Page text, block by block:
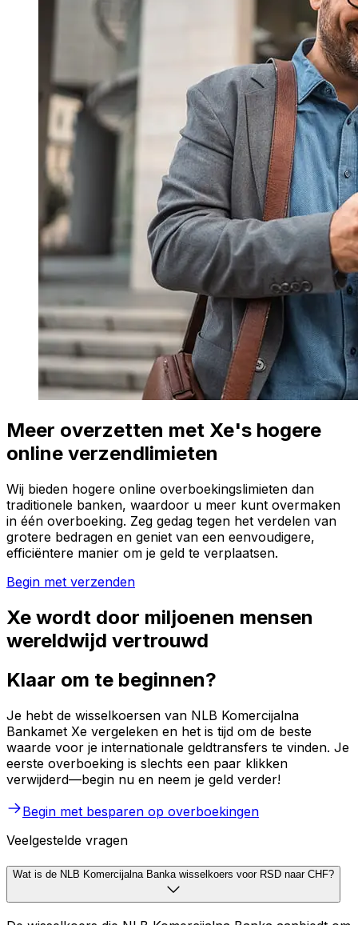
Meer overzetten met Xe's hogere
online verzendlimieten
Wij bieden hogere online overboekingslimieten dan
traditionele banken, waardoor u meer kunt overmaken
in één overboeking. Zeg gedag tegen het verdelen van
grotere bedragen en geniet van een eenvoudigere,
efficiëntere manier om je geld te verplaatsen.
Begin met verzenden
Xe wordt door miljoenen mensen
wereldwijd vertrouwd
Klaar om te beginnen?
Je hebt de wisselkoersen van NLB Komercijalna
Bankamet Xe vergeleken en het is tijd om de beste
waarde voor je internationale geldtransfers te vinden. Je
eerste overboeking is slechts een paar klikken
verwijderd—begin nu en neem je geld verder!
Begin met besparen op overboekingen
Veelgestelde vragen
Wat is de NLB Komercijalna Banka wisselkoers voor RSD naar CHF?